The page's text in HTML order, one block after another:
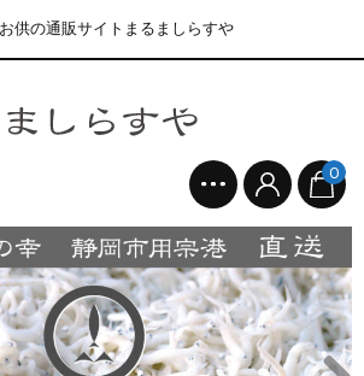
供の通販サイトまるましらすや
0